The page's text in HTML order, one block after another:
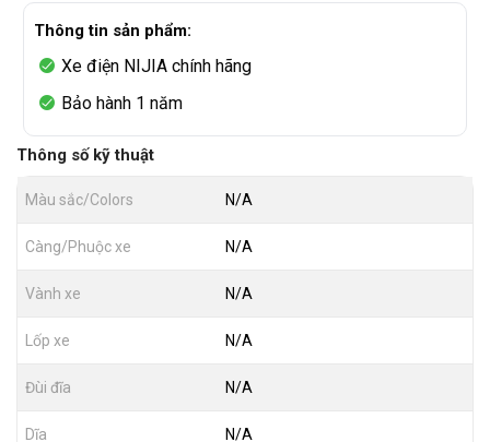
Thông tin sản phẩm:
Xe điện NIJIA chính hãng
Bảo hành 1 năm
Thông số kỹ thuật
Màu sắc/Colors N/A
Càng/Phuộc xe N/A
Vành xe N/A
Lốp xe N/A
Đùi đĩa N/A
Dĩa N/A